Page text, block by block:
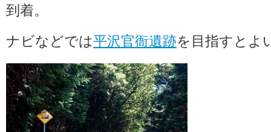
到着。
ナビなどでは平沢官衙遺跡を目指すとよ